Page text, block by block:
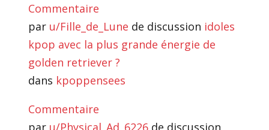
Commentaire
par u/Fille_de_Lune de discussion idoles
kpop avec la plus grande énergie de
golden retriever ?
dans kpoppensees
Commentaire
par u/Physical_Ad_6226de discussion